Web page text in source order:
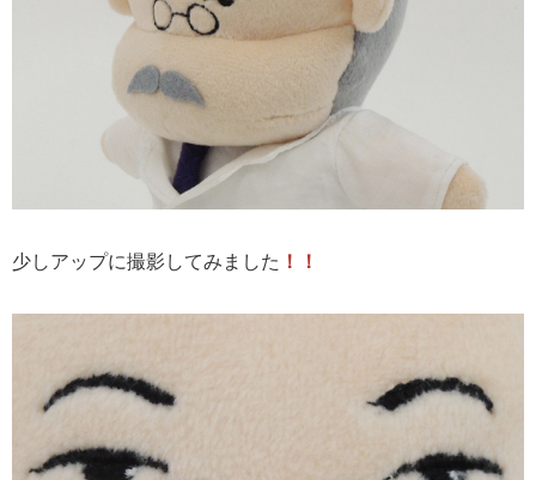
少しアップに撮影してみました ！！